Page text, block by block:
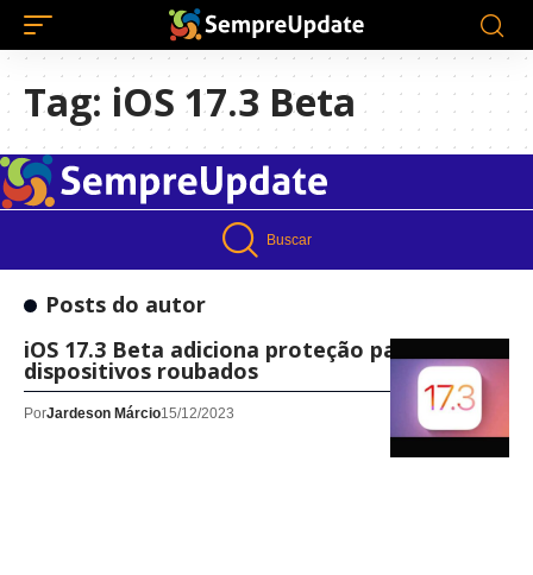
Tag: iOS 17.3 Beta
Buscar
Posts do autor
iOS 17.3 Beta adiciona proteção para
dispositivos roubados
PorJardeson Márcio15/12/2023